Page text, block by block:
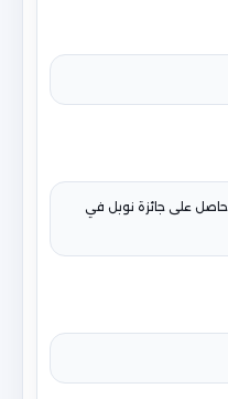
حاصل على جائزة نوبل في